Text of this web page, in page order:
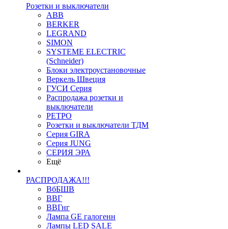
Розетки и выключатели
ABB
BERKER
LEGRAND
SIMON
SYSTEME ELECTRIC
(Schneider)
Блоки электроустановочные
Веркель Швеция
ГУСИ Серия
Распродажа розетки и
выключатели
РЕТРО
Розетки и выключатели ТДМ
Серия GIRA
Серия JUNG
СЕРИЯ ЭРА
Ещё
РАСПРОДАЖА!!!
ВбБШВ
ВВГ
ВВГнг
Лампа GE галогенн
Лампы LED SALE